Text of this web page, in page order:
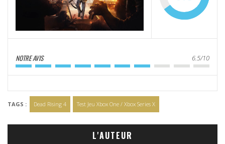
NOTRE AVIS 6.5/10
TAGS : Dead Rising 4 Test Jeu Xbox One / Xbox Series X
L'AUTEUR